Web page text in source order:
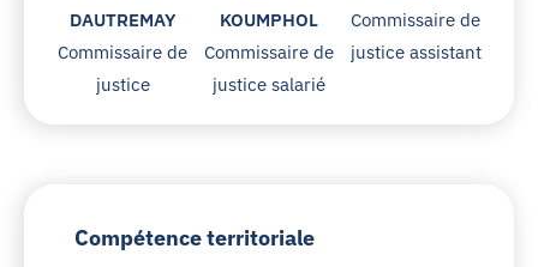
DAUTREMAY
Commissaire de
justice
KOUMPHOL
Commissaire de
justice salarié
Commissaire de
justice assistant
Compétence territoriale